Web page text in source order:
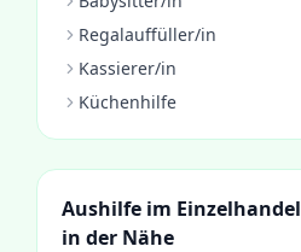
Regalauffüller/in
Kassierer/in
Küchenhilfe
Aushilfe im Einzelhandel
in der Nähe